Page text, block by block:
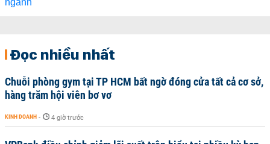
Đọc nhiều nhất
Chuỗi phòng gym tại TP HCM bất ngờ đóng cửa tất cả cơ sở,
hàng trăm hội viên bơ vơ
KINH DOANH - 4 giờ trước